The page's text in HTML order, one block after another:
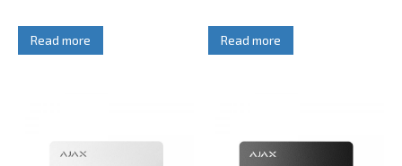
Read more Read more